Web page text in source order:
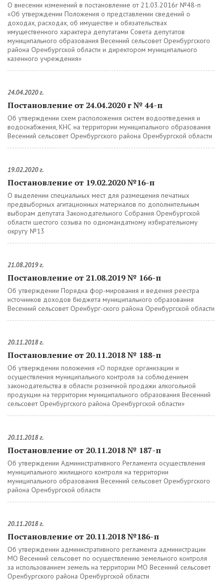
О внесении изменений в постановление от 21.03.2016г №48-п
«Об утверждении Положения о представлении сведений о
доходах, расходах, об имуществе и обязательствах
имущественного характера депутатами Совета депутатов
муниципального образования Весенний сельсовет Оренбургского
района Оренбургской области и директором муниципального
казенного учреждения»
24.04.2020 г.
Постановление от 24.04.2020 г № 44-п
Об утверждении схем расположения систем водоотведения и
водоснабжения, КНС на территории муниципального образования
Весенний сельсовет Оренбургского района Оренбургской области
19.02.2020 г.
Постановление от 19.02.2020 №16-п
О выделении специальных мест для размещения печатных
предвыборных агитационных материалов по дополнительным
выборам депутата Законодательного Собрания Оренбургской
области шестого созыва по одномандатному избирательному
округу №13
21.08.2019 г.
Постановление от 21.08.2019 № 166-п
Об утверждении Порядка фор-мирования и ведения реестра
источников доходов бюджета муниципального образования
Весенний сельсовет Оренбург-ского района Оренбургской области
20.11.2018 г.
Постановление от 20.11.2018 № 188-п
Об утверждении положения «О порядке организации и
осуществления муниципального контроля за соблюдением
законодательства в области розничной продажи алкогольной
продукции на территории муниципального образования Весенний
сельсовет Оренбургского района Оренбургской области»
20.11.2018 г.
Постановление от 20.11.2018 № 187-п
Об утверждении Административного Регламента осуществления
муниципального жилищного контроля на территории
муниципального образования Весенний сельсовет Оренбургского
района Оренбургской области
20.11.2018 г.
Постановление от 20.11.2018 №186-п
Об утверждении административного регламента администрации
МО Весенний сельсовет по осуществлению земельного контроля
за использованием земель на территории МО Весенний сельсовет
Оренбургского района Оренбургской области